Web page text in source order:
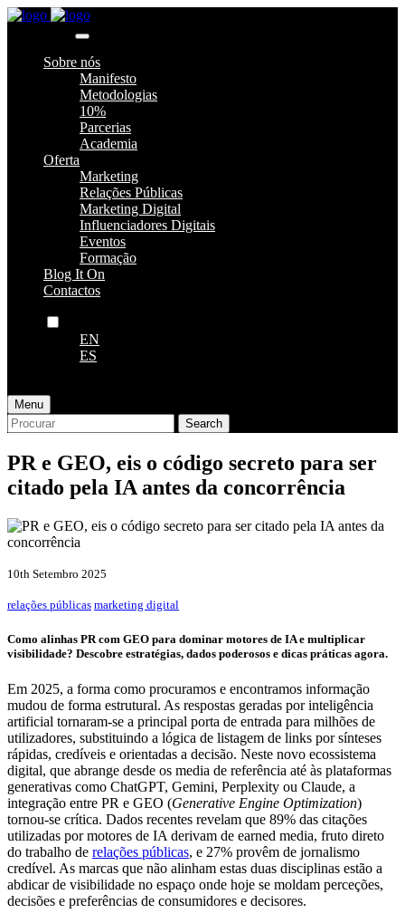
Sobre nós
Manifesto
Metodologias
10%
Parcerias
Academia
Oferta
Marketing
Relações Públicas
Marketing Digital
Influenciadores Digitais
Eventos
Formação
Blog It On
Contactos
EN
ES
Menu
Search
PR e GEO, eis o código secreto para ser
citado pela IA antes da concorrência
10th Setembro 2025
relações públicas marketing digital
Como alinhas PR com GEO para dominar motores de IA e multiplicar
visibilidade? Descobre estratégias, dados poderosos e dicas práticas agora.
Em 2025, a forma como procuramos e encontramos informação
mudou de forma estrutural. As respostas geradas por inteligência
artificial tornaram-se a principal porta de entrada para milhões de
utilizadores, substituindo a lógica de listagem de links por sínteses
rápidas, credíveis e orientadas a decisão. Neste novo ecossistema
digital, que abrange desde os media de referência até às plataformas
generativas como ChatGPT, Gemini, Perplexity ou Claude, a
integração entre PR e GEO (Generative Engine Optimization)
tornou-se crítica. Dados recentes revelam que 89% das citações
utilizadas por motores de IA derivam de earned media, fruto direto
do trabalho de relações públicas, e 27% provêm de jornalismo
credível. As marcas que não alinham estas duas disciplinas estão a
abdicar de visibilidade no espaço onde hoje se moldam perceções,
decisões e preferências de consumidores e decisores.